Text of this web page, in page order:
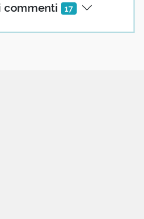
commenti 17
parole? Grazie.
perché non
sempre, ogni volta, su
così come non